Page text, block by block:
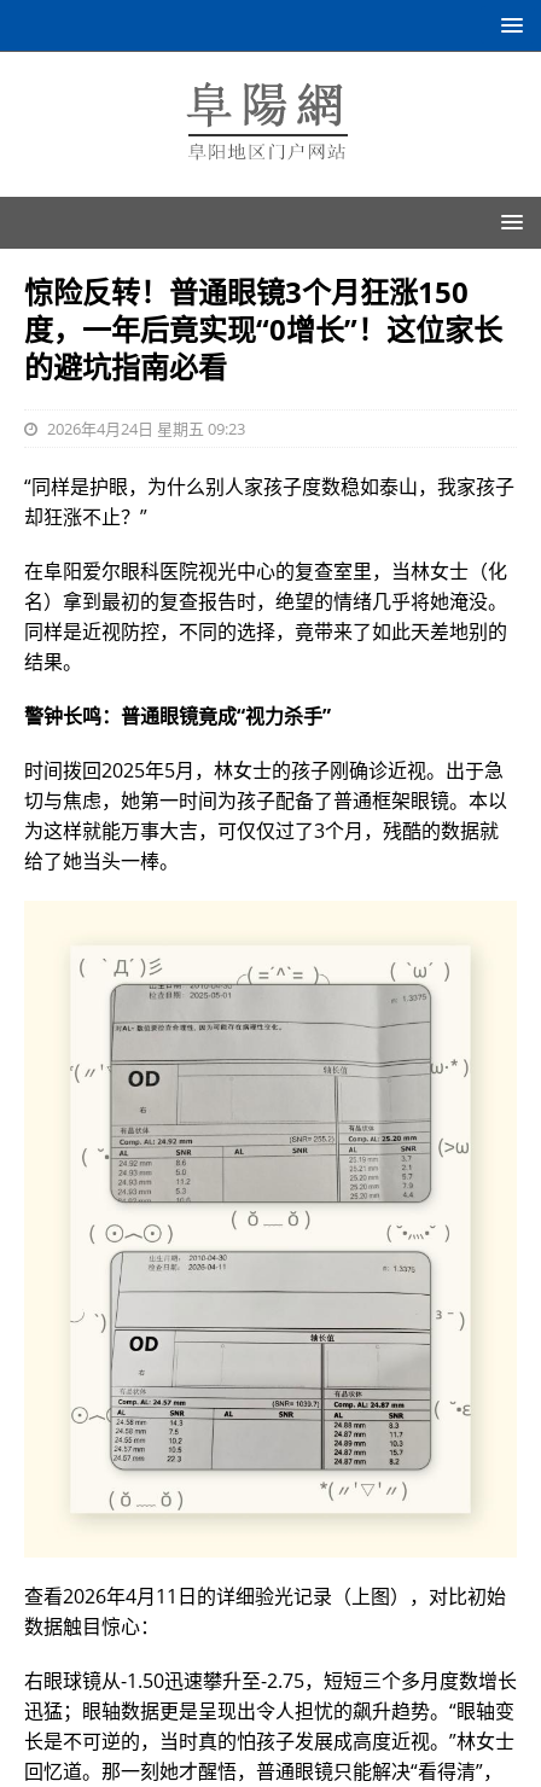
惊险反转！普通眼镜3个月狂涨150
度，一年后竟实现“0增长”！这位家长
的避坑指南必看
2026年4月24日 星期五 09:23
“同样是护眼，为什么别人家孩子度数稳如泰山，我家孩子
却狂涨不止？”
在阜阳爱尔眼科医院视光中心的复查室里，当林女士（化
名）拿到最初的复查报告时，绝望的情绪几乎将她淹没。
同样是近视防控，不同的选择，竟带来了如此天差地别的
结果。
警钟长鸣：普通眼镜竟成“视力杀手”
时间拨回2025年5月，林女士的孩子刚确诊近视。出于急
切与焦虑，她第一时间为孩子配备了普通框架眼镜。本以
为这样就能万事大吉，可仅仅过了3个月，残酷的数据就
给了她当头一棒。
查看2026年4月11日的详细验光记录（上图），对比初始
数据触目惊心：
右眼球镜从-1.50迅速攀升至-2.75，短短三个多月度数增长
迅猛；眼轴数据更是呈现出令人担忧的飙升趋势。“眼轴变
长是不可逆的，当时真的怕孩子发展成高度近视。”林女士
回忆道。那一刻她才醒悟，普通眼镜只能解决“看得清”，